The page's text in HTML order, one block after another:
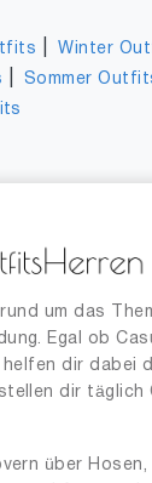
|Winter
Sommer
um das
Egal ob
dir dabei
dir täglich
über